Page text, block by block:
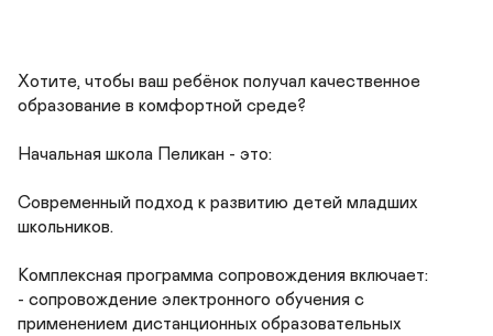
Хотите, чтобы ваш ребёнок получал качественное
образование в комфортной среде?
Начальная школа Пеликан - это:
Современный подход к развитию детей младших
школьников.
Комплексная программа сопровождения включает:
- сопровождение электронного обучения с
применением дистанционных образовательных